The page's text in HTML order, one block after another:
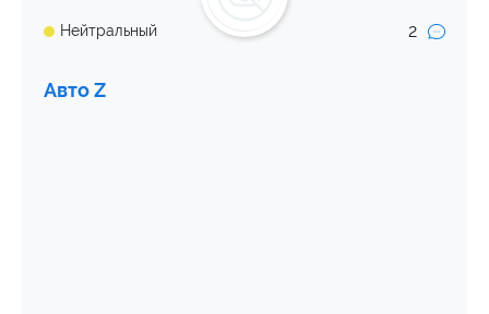
Нейтральный 2
Авто Z